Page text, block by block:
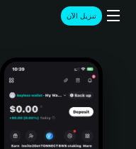
تنزيل الآن